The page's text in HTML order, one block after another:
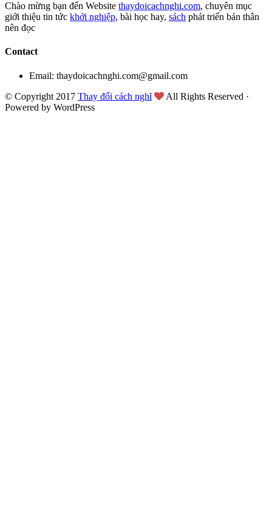
Chào mừng bạn đến Website thaydoicachnghi.com, chuyên mục
giới thiệu tin tức khởi nghiệp, bài học hay, sách phát triển bản thân
nên đọc
Contact
Email: thaydoicachnghi.com@gmail.com
© Copyright 2017 Thay đổi cách nghĩ
All Rights Reserved ·
Powered by WordPress